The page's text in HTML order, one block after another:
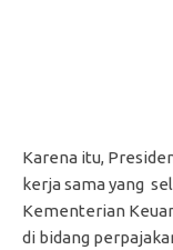
Karena itu,
kerja sama yang
Kementerian
di bidang